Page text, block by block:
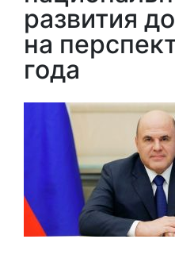
развития
на
года